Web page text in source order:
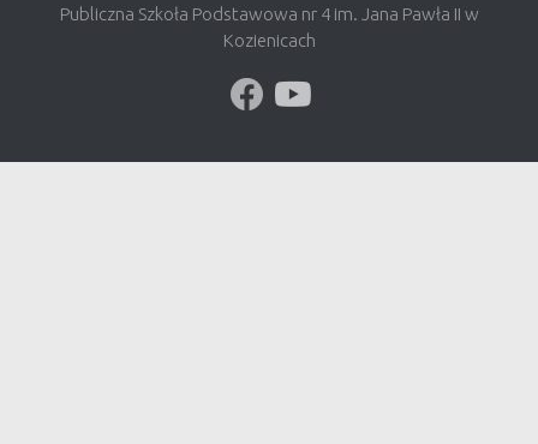
Publiczna Szkoła Podstawowa nr 4 im. Jana Pawła II w
Kozienicach